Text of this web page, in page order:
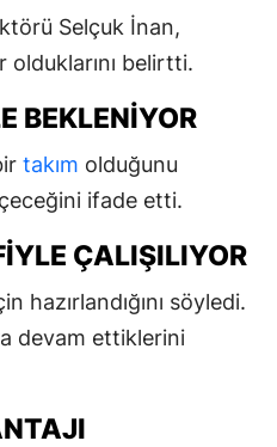
Selçuk İnan,
olduklarını belirtti.
BEKLENIYOR
takım olduğunu
ifade etti.
ÇALIŞILIYOR
hazırlandığını söyledi.
devam ettiklerini